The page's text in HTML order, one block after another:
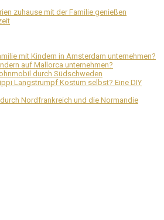
zuhause mit der Familie genießen
mit Kindern in Amsterdam unternehmen?
auf Mallorca unternehmen?
durch Südschweden
Langstrumpf Kostüm selbst? Eine DIY
Nordfrankreich und die Normandie